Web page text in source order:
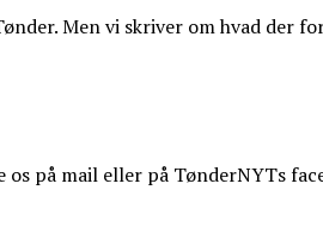
Men vi skriver om hvad der
på mail eller på TønderNYTs